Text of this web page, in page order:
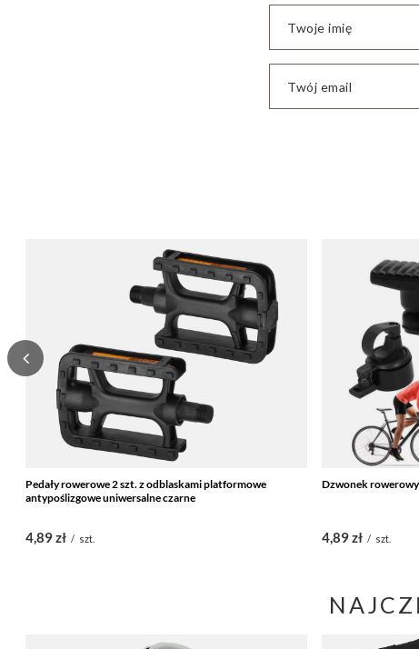
Twoje imię
Twój email
Pedały rowerowe 2 szt. z odblaskami platformowe
antypoślizgowe uniwersalne czarne
4,89 zł / szt.
Dzwonek
4,89 zł / szt.